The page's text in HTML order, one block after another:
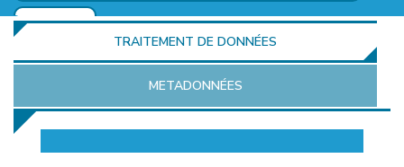
AJOUTER
TRAITEMENT DE DONNÉES
METADONNÉES